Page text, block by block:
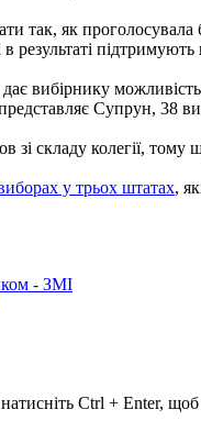
так, як
вибірнику
Супрун, 38
складу колегії, тому
у трьох штатах,
- ЗМІ
Ctrl + Enter,